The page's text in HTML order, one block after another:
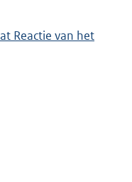
Reactie van het